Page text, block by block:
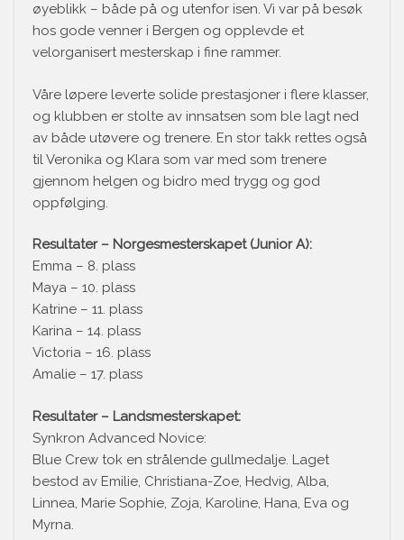
øyeblikk – både på og utenfor isen. Vi var på besøk
hos gode venner i Bergen og opplevde et
velorganisert mesterskap i fine rammer.
Våre løpere leverte solide prestasjoner i flere klasser,
og klubben er stolte av innsatsen som ble lagt ned
av både utøvere og trenere. En stor takk rettes også
til Veronika og Klara som var med som trenere
gjennom helgen og bidro med trygg og god
oppfølging.
Resultater – Norgesmesterskapet (Junior A):
Emma – 8. plass
Maya – 10. plass
Katrine – 11. plass
Karina – 14. plass
Victoria – 16. plass
Amalie – 17. plass
Resultater – Landsmesterskapet:
Synkron Advanced Novice:
Blue Crew tok en strålende gullmedalje. Laget
bestod av Emilie, Christiana-Zoe, Hedvig, Alba,
Linnea, Marie Sophie, Zoja, Karoline, Hana, Eva og
Myrna.